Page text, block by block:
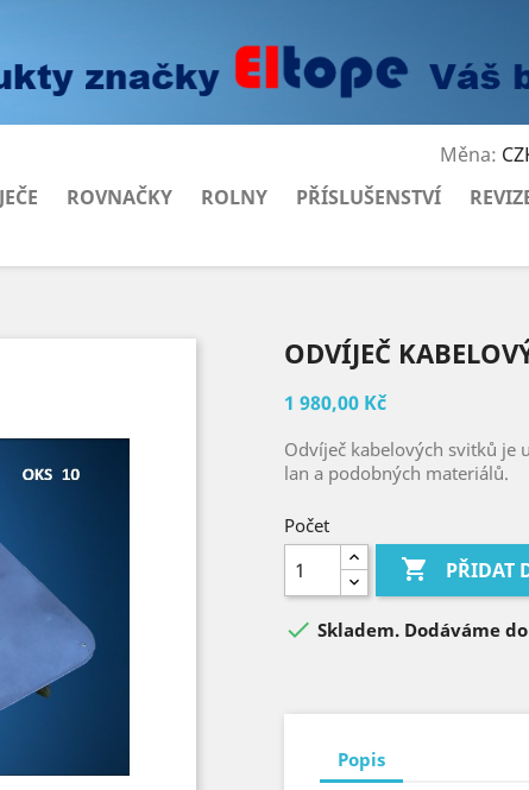
Měna:
ROVNAČKY ROLNY PŘÍSLUŠENSTVÍ
ODVÍJEČ
1 980,00 Kč
Odvíječ kabelových svitků je
lan a podobných materiálů.
Počet
 PŘIDAT
 Skladem. Dodáváme
Popis